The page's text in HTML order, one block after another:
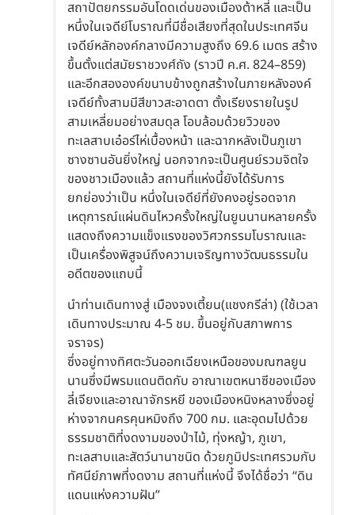
สถาปัตยกรรมอันโดดเด่นของเมืองต้าหลี่ และเป็น
หนึ่งในเจดีย์โบราณที่มีชื่อเสียงที่สุดในประเทศจีน
เจดีย์หลักองค์กลางมีความสูงถึง 69.6 เมตร สร้าง
ขึ้นตั้งแต่สมัยราชวงศ์ถัง (ราวปี ค.ศ. 824–859)
และอีกสององค์ขนาบข้างถูกสร้างในภายหลังองค์
เจดีย์ทั้งสามมีสีขาวสะอาดตา ตั้งเรียงรายในรูป
สามเหลี่ยมอย่างสมดุล โอบล้อมด้วยวิวของ
ทะเลสาบเอ๋อร์ไห่เบื้องหน้า และฉากหลังเป็นภูเขา
ซางซานอันยิ่งใหญ่ นอกจากจะเป็นศูนย์รวมจิตใจ
ของชาวเมืองแล้ว สถานที่แห่งนี้ยังได้รับการ
ยกย่องว่าเป็น หนึ่งในเจดีย์ที่ยังคงอยู่รอดจาก
เหตุการณ์แผ่นดินไหวครั้งใหญ่ในยูนนานหลายครั้ง
แสดงถึงความแข็งแรงของวิศวกรรมโบราณและ
เป็นเครื่องพิสูจน์ถึงความเจริญทางวัฒนธรรมใน
อดีตของแถบนี้
นำท่านเดินทางสู่ เมืองจงเตี้ยน(แชงกรีล่า) (ใช้เวลา
เดินทางประมาณ 4-5 ชม. ขึ้นอยู่กับสภาพการ
จราจร)
ซึ่งอยู่ทางทิศตะวันออกเฉียงเหนือของมณฑลยูน
นานซึ่งมีพรมแดนติดกับ อาณาเขตหนาซีของเมือง
ลี่เจียงและอาณาจักรหยี ของเมืองหนิงหลางซึ่งอยู่
ห่างจากนครคุนหมิงถึง 700 กม. และอุดมไปด้วย
ธรรมชาติที่งดงามของป่าไม้, ทุ่งหญ้า, ภูเขา,
ทะเลสาบและสัตว์นานาชนิด ด้วยภูมิประเทศรวมกับ
ทัศนีย์ภาพที่งดงาม สถานที่แห่งนี้ จึงได้ชื่อว่า “ดิน
แดนแห่งความฝัน”